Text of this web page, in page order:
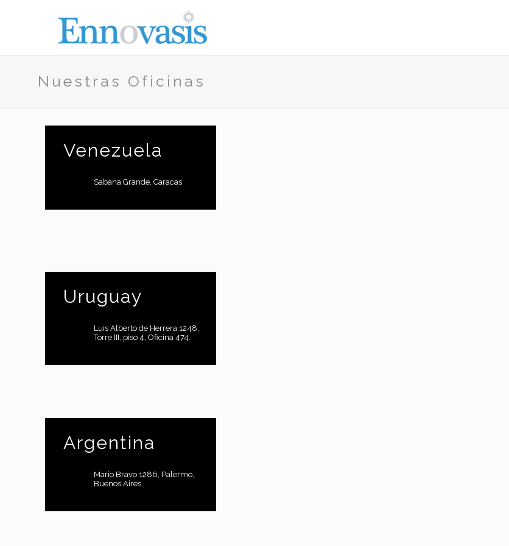
Nuestras Oficinas
Venezuela
Sabana Grande, Caracas
Uruguay
Luis Alberto de Herrera 1248,
Torre III, piso 4, Oficina 474.
Argentina
Mario Bravo 1286, Palermo,
Buenos Aires.